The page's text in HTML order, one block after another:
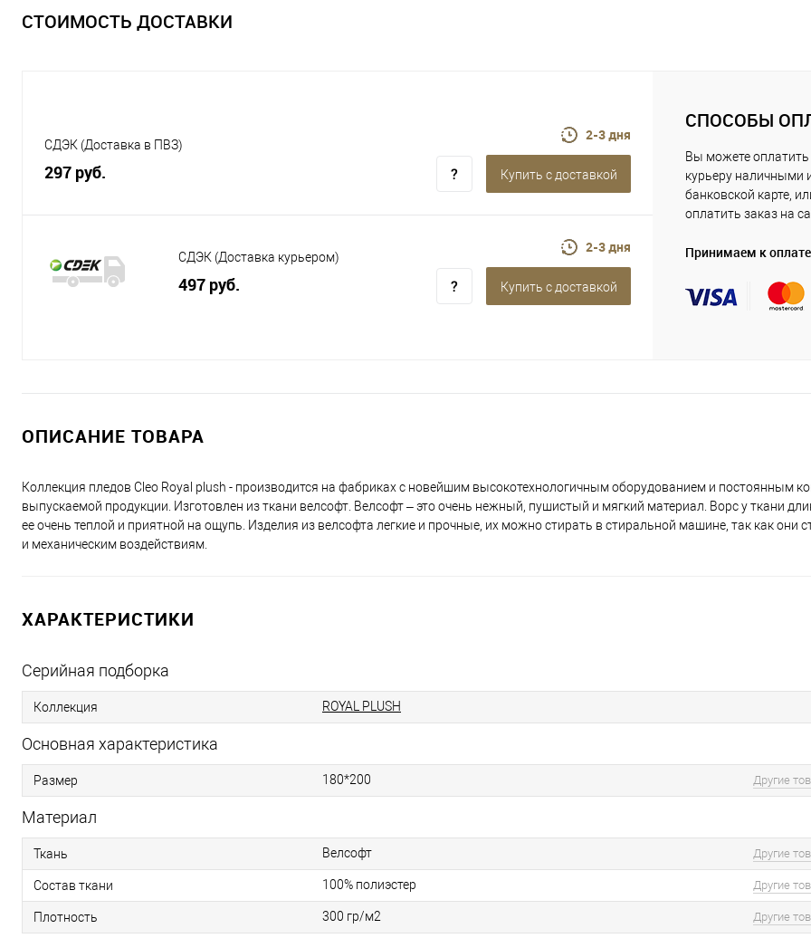
СТОИМОСТЬ ДОСТАВКИ
СДЭК (Доставка в ПВЗ)
297 руб.
2-3 дня
Купить c доставкой
СДЭК (Доставка курьером)
497 руб.
2-3 дня
Купить c доставкой
СПОСОБЫ
Вы можете оплатить
курьеру наличными
банковской карте,
оплатить заказ на
Принимаем к оплате
ОПИСАНИЕ ТОВАРА
Коллекция пледов Cleo Royal plush - производится на фабриках с новейшим высокотехнологичным оборудованием и постоянным
выпускаемой продукции. Изготовлен из ткани велсофт. Велсофт – это очень нежный, пушистый и мягкий материал. Ворс у ткани
ее очень теплой и приятной на ощупь. Изделия из велсофта легкие и прочные, их можно стирать в стиральной машине, так как они
и механическим воздействиям.
ХАРАКТЕРИСТИКИ
Серийная подборка
Коллекция ROYAL PLUSH
Основная характеристика
Размер 180*200 Другие
Материал
Ткань Велсофт Другие
Состав ткани 100% полиэстер Другие
Плотность 300 гр/м2 Другие